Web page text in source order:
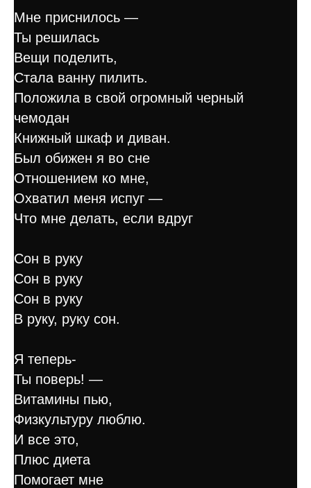
Мне приснилось —
Ты решилась
Вещи поделить,
Стала ванну пилить.
Положила в свой огромный черный
чемодан
Книжный шкаф и диван.
Был обижен я во сне
Отношением ко мне,
Охватил меня испуг —
Что мне делать, если вдруг
Сон в руку
Сон в руку
Сон в руку
В руку, руку сон.
Я теперь-
Ты поверь! —
Витамины пью,
Физкультуру люблю.
И все это,
Плюс диета
Помогает мне